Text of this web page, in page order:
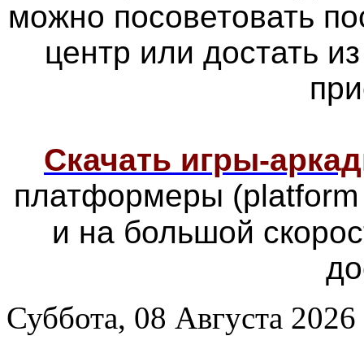
можно посоветовать
центр или достать
Скачать игры-
платформеры
и на большой
Суббота, 08 Августа 2026